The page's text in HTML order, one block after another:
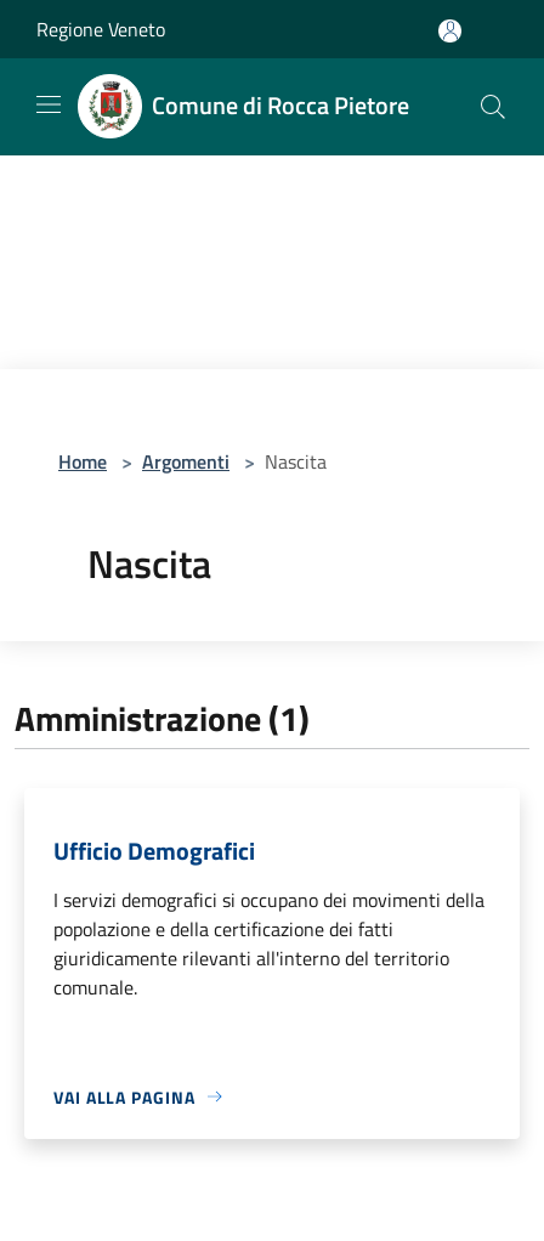
Regione Veneto
Comune di Rocca Pietore
Home > Argomenti > Nascita
Nascita
Amministrazione (1)
Ufficio Demografici
I servizi demografici si occupano dei movimenti della
popolazione e della certificazione dei fatti
giuridicamente rilevanti all'interno del territorio
comunale.
VAI ALLA PAGINA